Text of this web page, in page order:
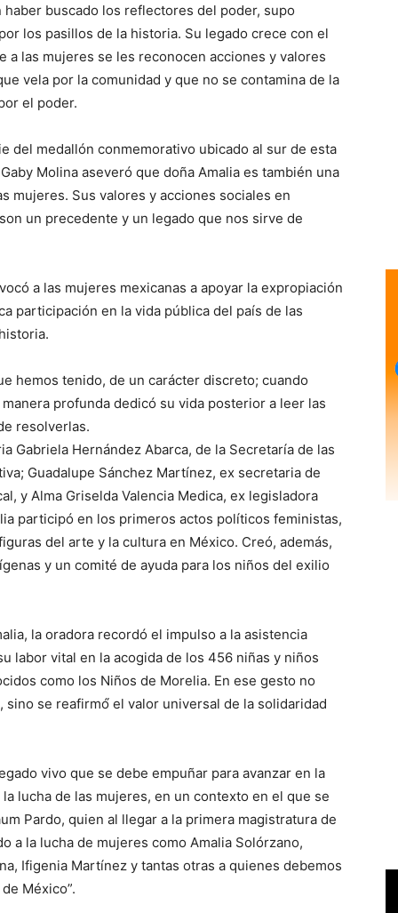
buscado los reflectores del poder, supo
los pasillos de la historia. Su legado crece con el
las mujeres se les reconocen acciones y valores
vela por la comunidad y que no se contamina de la
el poder.
del medallón conmemorativo ubicado al sur de esta
Molina aseveró que doña Amalia es también una
mujeres. Sus valores y acciones sociales en
un precedente y un legado que nos sirve de
a las mujeres mexicanas a apoyar la expropiación
participación en la vida pública del país de las
hemos tenido, de un carácter discreto; cuando
profunda dedicó su vida posterior a leer las
resolverlas.
Gabriela Hernández Abarca, de la Secretaría de las
Guadalupe Sánchez Martínez, ex secretaria de
y Alma Griselda Valencia Medica, ex legisladora
participó en los primeros actos políticos feministas,
del arte y la cultura en México. Creó, además,
y un comité de ayuda para los niños del exilio
la oradora recordó el impulso a la asistencia
labor vital en la acogida de los 456 niñas y niños
como los Niños de Morelia. En ese gesto no
se reafirmó́ el valor universal de la solidaridad
vivo que se debe empuñar para avanzar en la
lucha de las mujeres, en un contexto en el que se
Pardo, quien al llegar a la primera magistratura de
a la lucha de mujeres como Amalia Solórzano,
Ifigenia Martínez y tantas otras a quienes debemos
México”.